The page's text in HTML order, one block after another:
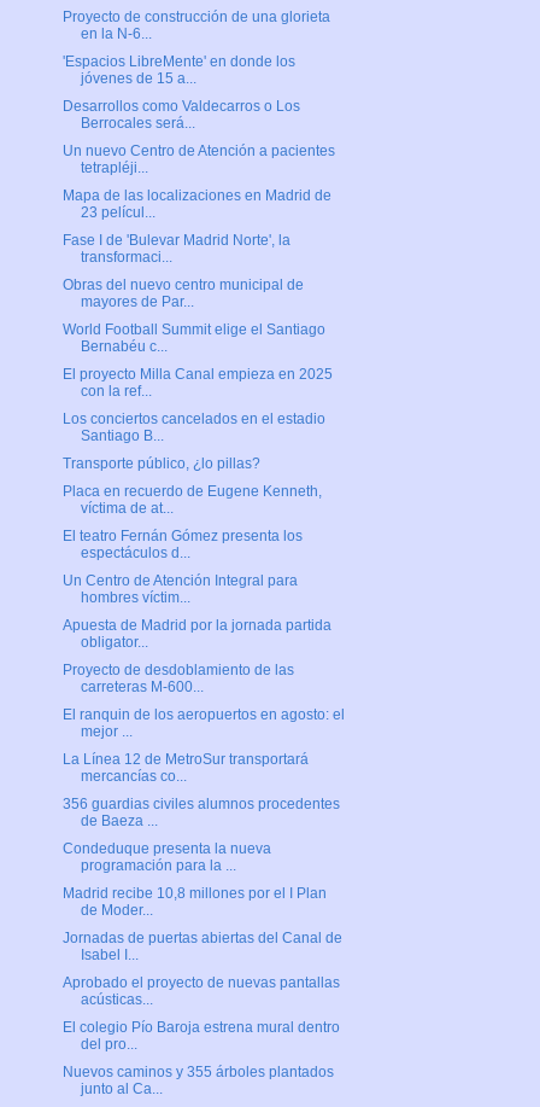
Proyecto de construcción de una glorieta
en la N-6...
'Espacios LibreMente' en donde los
jóvenes de 15 a...
Desarrollos como Valdecarros o Los
Berrocales será...
Un nuevo Centro de Atención a pacientes
tetrapléji...
Mapa de las localizaciones en Madrid de
23 películ...
Fase I de 'Bulevar Madrid Norte', la
transformaci...
Obras del nuevo centro municipal de
mayores de Par...
World Football Summit elige el Santiago
Bernabéu c...
El proyecto Milla Canal empieza en 2025
con la ref...
Los conciertos cancelados en el estadio
Santiago B...
Transporte público, ¿lo pillas?
Placa en recuerdo de Eugene Kenneth,
víctima de at...
El teatro Fernán Gómez presenta los
espectáculos d...
Un Centro de Atención Integral para
hombres víctim...
Apuesta de Madrid por la jornada partida
obligator...
Proyecto de desdoblamiento de las
carreteras M-600...
El ranquin de los aeropuertos en agosto: el
mejor ...
La Línea 12 de MetroSur transportará
mercancías co...
356 guardias civiles alumnos procedentes
de Baeza ...
Condeduque presenta la nueva
programación para la ...
Madrid recibe 10,8 millones por el I Plan
de Moder...
Jornadas de puertas abiertas del Canal de
Isabel I...
Aprobado el proyecto de nuevas pantallas
acústicas...
El colegio Pío Baroja estrena mural dentro
del pro...
Nuevos caminos y 355 árboles plantados
junto al Ca...